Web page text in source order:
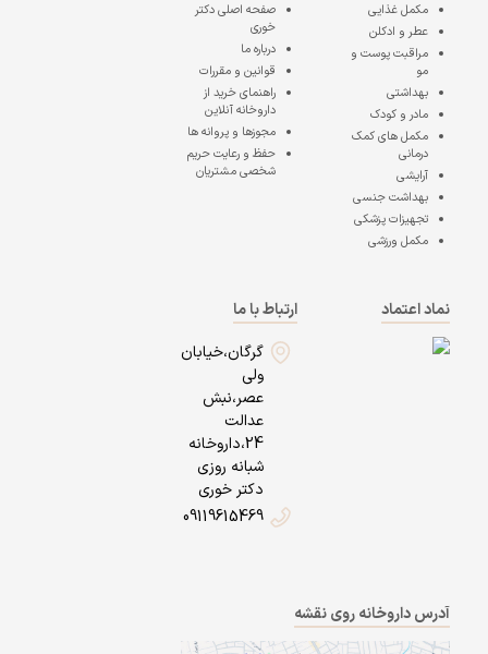
مکمل غذایی
عطر و ادکلن
مراقبت پوست و
مو
بهداشتی
مادر و کودک
مکمل های کمک
درمانی
آرایشی
بهداشت جنسی
تجهیزات پزشکی
مکمل ورزشی
صفحه اصلیدکتر
خوری
درباره ما
قوانین و مقررات
راهنمای خرید از
داروخانه آنلاین
مجوزها و پروانه ها
حفظ و رعایت حریم
شخصی مشتریان
نماد اعتماد
ارتباط با ما
گرگان،خیابان
ولی
عصر،نبش
عدالت
24،داروخانه
شبانه روزی
دکتر خوری
09119615469
آدرس داروخانه روی نقشه